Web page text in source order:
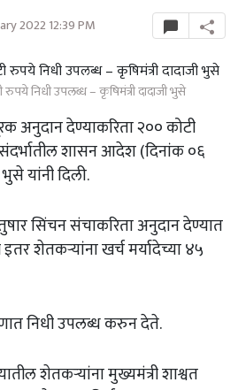
2022 12:39 PM
निधी उपलब्ध – कृषिमंत्री दादाजी भुसे
अनुदान देण्याकरिता २०० कोटी
शासन आदेश (दिनांक ०६
यांनी दिली.
सिंचन संचाकरिता अनुदान देण्यात
शेतकऱ्यांना खर्च मर्यादेच्या ४५
निधी उपलब्ध करुन देते.
शेतकऱ्यांना मुख्यमंत्री शाश्वत